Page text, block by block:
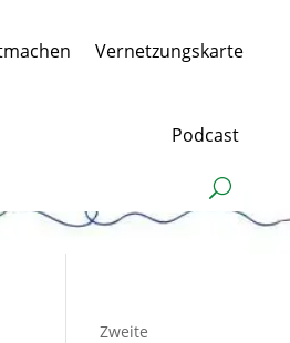
Vernetzungskarte
Podcast
Zweite